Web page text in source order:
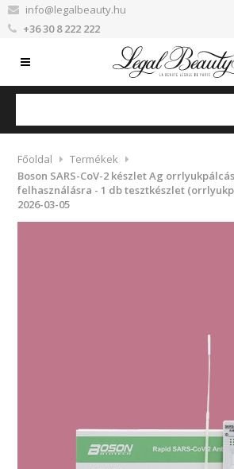
info@legalbeauty.hu
+36 30 8 222 222
Főoldal
Termékek
Boson SARS-CoV-2 készlet Ag
felhasználásra - 1 db tesztkészlet
2026-03-05